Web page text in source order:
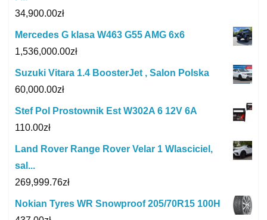
34,900.00zł
Mercedes G klasa W463 G55 AMG 6x6
1,536,000.00zł
Suzuki Vitara 1.4 BoosterJet , Salon Polska
60,000.00zł
Stef Pol Prostownik Est W302A 6 12V 6A
110.00zł
Land Rover Range Rover Velar 1 Wlasciciel,
sal...
269,999.76zł
Nokian Tyres WR Snowproof 205/70R15 100H